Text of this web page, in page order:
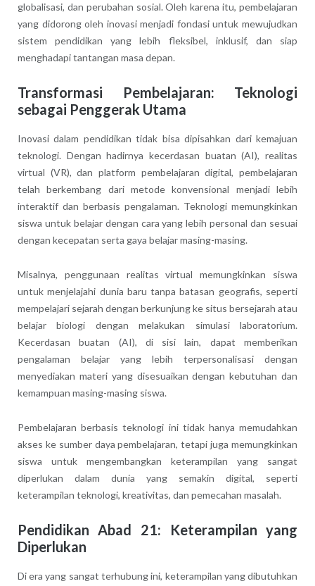
globalisasi, dan perubahan sosial. Oleh karena itu, pembelajaran
yang didorong oleh inovasi menjadi fondasi untuk mewujudkan
sistem pendidikan yang lebih fleksibel, inklusif, dan siap
menghadapi tantangan masa depan.
Transformasi Pembelajaran: Teknologi
sebagai Penggerak Utama
Inovasi dalam pendidikan tidak bisa dipisahkan dari kemajuan
teknologi. Dengan hadirnya kecerdasan buatan (AI), realitas
virtual (VR), dan platform pembelajaran digital, pembelajaran
telah berkembang dari metode konvensional menjadi lebih
interaktif dan berbasis pengalaman. Teknologi memungkinkan
siswa untuk belajar dengan cara yang lebih personal dan sesuai
dengan kecepatan serta gaya belajar masing-masing.
Misalnya, penggunaan realitas virtual memungkinkan siswa
untuk menjelajahi dunia baru tanpa batasan geografis, seperti
mempelajari sejarah dengan berkunjung ke situs bersejarah atau
belajar biologi dengan melakukan simulasi laboratorium.
Kecerdasan buatan (AI), di sisi lain, dapat memberikan
pengalaman belajar yang lebih terpersonalisasi dengan
menyediakan materi yang disesuaikan dengan kebutuhan dan
kemampuan masing-masing siswa.
Pembelajaran berbasis teknologi ini tidak hanya memudahkan
akses ke sumber daya pembelajaran, tetapi juga memungkinkan
siswa untuk mengembangkan keterampilan yang sangat
diperlukan dalam dunia yang semakin digital, seperti
keterampilan teknologi, kreativitas, dan pemecahan masalah.
Pendidikan Abad 21: Keterampilan yang
Diperlukan
Di era yang sangat terhubung ini, keterampilan yang dibutuhkan